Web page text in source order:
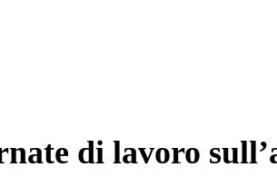
di lavoro